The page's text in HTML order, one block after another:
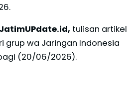
tulisan artikel
grup wa Jaringan Indonesia
(20/06/2026).